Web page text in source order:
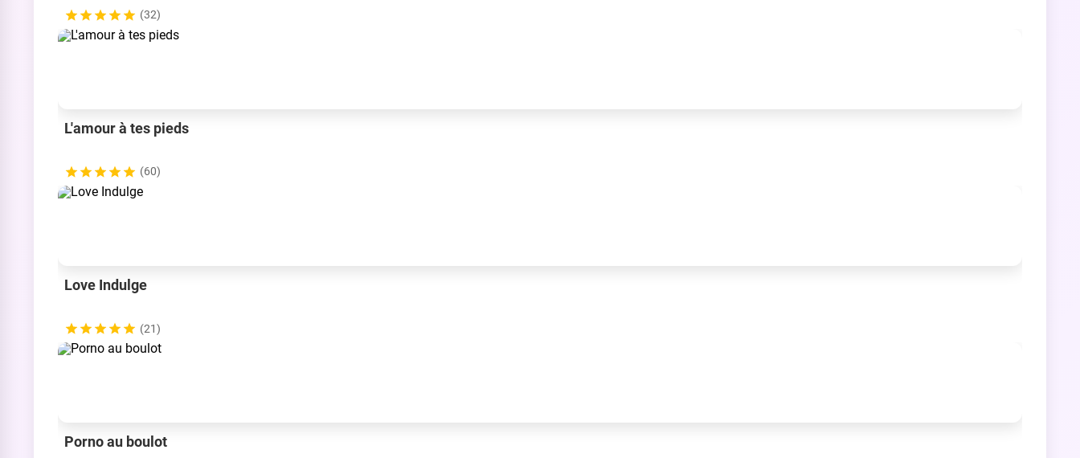
(32)
L'amour à tes pieds
(60)
Love Indulge
(21)
Porno au boulot